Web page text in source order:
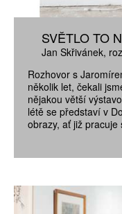
SVĚTLO TO
Jan Skřivánek
Rozhovor s
několik let, čekali
nějakou větší
létě se představí v
obrazy, ať již